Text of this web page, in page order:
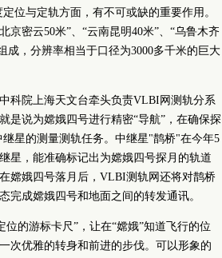
位与定轨方面，有不可或缺的重要作用。
密云50米”、“云南昆明40米”、“乌鲁木齐
，分辨率相当于口径为3000多千米的巨大
科院上海天文台牵头负责VLBI网测轨分系
是说为嫦娥四号进行精密“导航”，在确保探
星的测量测轨任务。中继星"鹊桥"在今年5
星，能准确标记出为嫦娥四号探月的轨道
嫦娥四号落月后，VLBI测轨网还将对鹊桥
完成嫦娥四号和地面之间的转发通讯。
的游标卡尺”，让在“嫦娥”知道飞行的位
次优雅的转身和前进的步伐。可以形象的